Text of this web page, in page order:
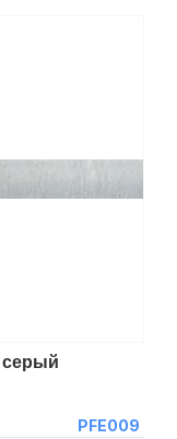
PFE009